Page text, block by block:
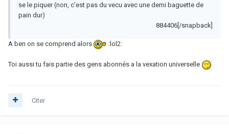
se le piquer (non, c'est pas du vecu avec une demi baguette de
pain dur)
884406[/snapback]
A ben on se comprend alors :lol2:
Toi aussi tu fais partie des gens abonnés a la vexation universelle
Citer